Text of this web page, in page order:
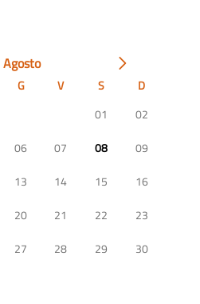
Agosto
G V S
D
01
02
06 07 08
09
13 14 15
16
20 21 22
23
27 28 29
30